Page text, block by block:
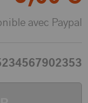
avec Paypal